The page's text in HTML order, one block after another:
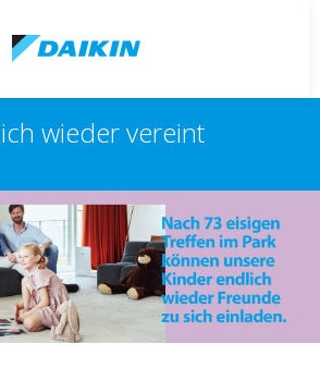
wieder vereint